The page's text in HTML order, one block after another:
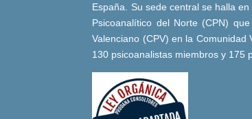
España. Su sede central se halla
Psicoanalítico del Norte (CPN)
Valenciano (CPV) en la
130 psicoanalistas miembros y 175